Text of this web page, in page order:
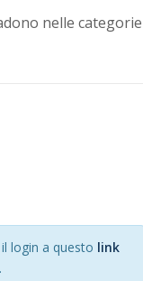
nelle categorie
login a questo link